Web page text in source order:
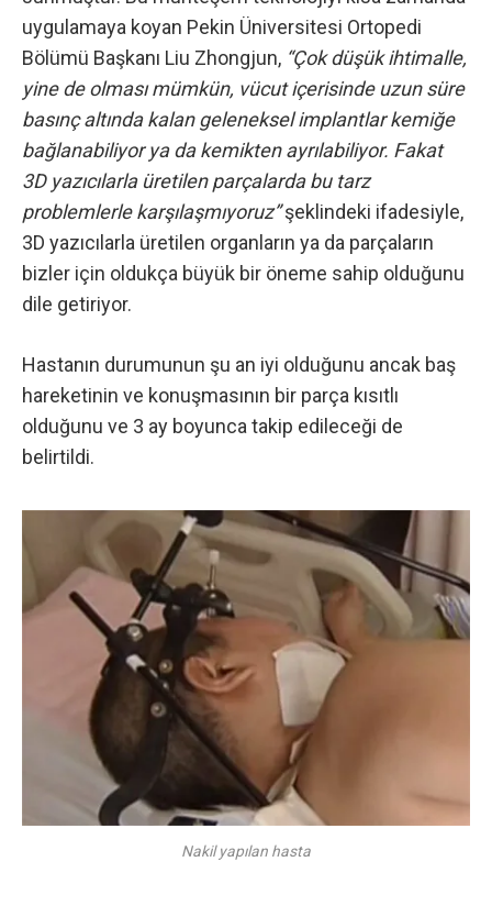
uygulamaya koyan Pekin Üniversitesi Ortopedi
Bölümü Başkanı Liu Zhongjun, “Çok düşük ihtimalle,
yine de olması mümkün, vücut içerisinde uzun süre
basınç altında kalan geleneksel implantlar kemiğe
bağlanabiliyor ya da kemikten ayrılabiliyor. Fakat
3D yazıcılarla üretilen parçalarda bu tarz
problemlerle karşılaşmıyoruz”şeklindeki ifadesiyle,
3D yazıcılarla üretilen organların ya da parçaların
bizler için oldukça büyük bir öneme sahip olduğunu
dile getiriyor.
Hastanın durumunun şu an iyi olduğunu ancak baş
hareketinin ve konuşmasının bir parça kısıtlı
olduğunu ve 3 ay boyunca takip edileceği de
belirtildi.
Nakil yapılan hasta